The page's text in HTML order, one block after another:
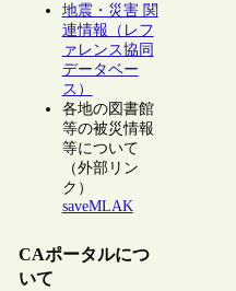
地震・災害 関
連情報（レフ
ァレンス協同
データベー
ス）
各地の図書館
等の被災情報
等について
（外部リン
ク）
saveMLAK
CAポータルにつ
いて